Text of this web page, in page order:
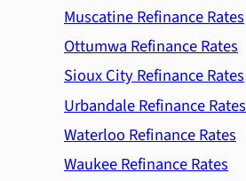
Muscatine Refinance Rates
Ottumwa Refinance Rates
Sioux City Refinance Rates
Urbandale Refinance Rates
Waterloo Refinance Rates
Waukee Refinance Rates